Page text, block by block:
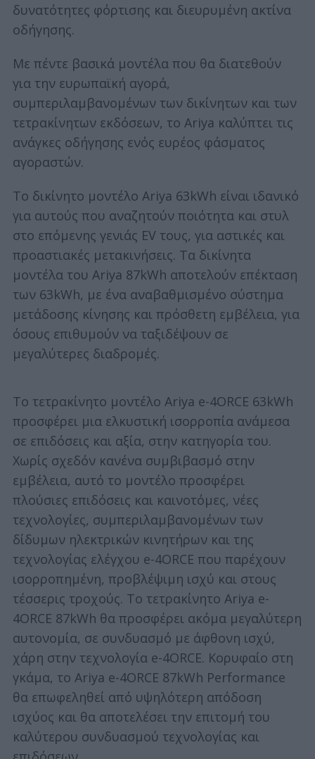
δυνατότητες φόρτισης και διευρυμένη ακτίνα
οδήγησης.
Με πέντε βασικά μοντέλα που θα διατεθούν
για την ευρωπαϊκή αγορά,
συμπεριλαμβανομένων των δικίνητων και των
τετρακίνητων εκδόσεων, το Ariya καλύπτει τις
ανάγκες οδήγησης ενός ευρέος φάσματος
αγοραστών.
Το δικίνητο μοντέλο Ariya 63kWh είναι ιδανικό
για αυτούς που αναζητούν ποιότητα και στυλ
στο επόμενης γενιάς EV τους, για αστικές και
προαστιακές μετακινήσεις. Τα δικίνητα
μοντέλα του Ariya 87kWh αποτελούν επέκταση
των 63kWh, με ένα αναβαθμισμένο σύστημα
μετάδοσης κίνησης και πρόσθετη εμβέλεια, για
όσους επιθυμούν να ταξιδέψουν σε
μεγαλύτερες διαδρομές.
Το τετρακίνητο μοντέλο Ariya e-4ORCE 63kWh
προσφέρει μια ελκυστική ισορροπία ανάμεσα
σε επιδόσεις και αξία, στην κατηγορία του.
Χωρίς σχεδόν κανένα συμβιβασμό στην
εμβέλεια, αυτό το μοντέλο προσφέρει
πλούσιες επιδόσεις και καινοτόμες, νέες
τεχνολογίες, συμπεριλαμβανομένων των
δίδυμων ηλεκτρικών κινητήρων και της
τεχνολογίας ελέγχου e-4ORCE που παρέχουν
ισορροπημένη, προβλέψιμη ισχύ και στους
τέσσερις τροχούς. Το τετρακίνητο Ariya e-
4ORCE 87kWh θα προσφέρει ακόμα μεγαλύτερη
αυτονομία, σε συνδυασμό με άφθονη ισχύ,
χάρη στην τεχνολογία e-4ORCE. Κορυφαίο στη
γκάμα, το Ariya e-4ORCE 87kWh Performance
θα επωφεληθεί από υψηλότερη απόδοση
ισχύος και θα αποτελέσει την επιτομή του
καλύτερου συνδυασμού τεχνολογίας και